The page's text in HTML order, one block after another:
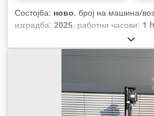
Состојба: ново, број на машина/
изградба: 2025, работни часови: 1 h
, висина на подигнување:
товарот:600 мм, тип на гориво:
, должина на